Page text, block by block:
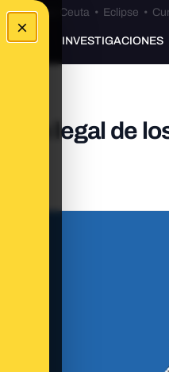
×
•Bulos Ceuta • Eclipse •
INVESTIGACIONES
legal de